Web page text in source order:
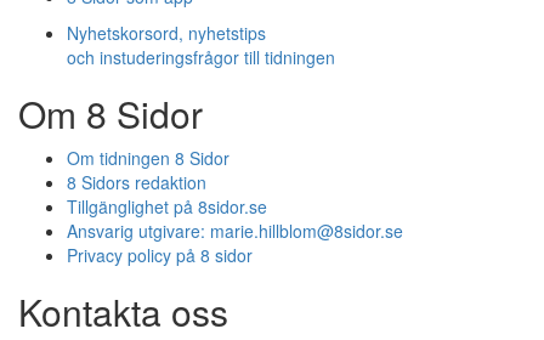
Nyhetskorsord, nyhetstips
och instuderingsfrågor till tidningen
Om 8 Sidor
Om tidningen 8 Sidor
8 Sidors redaktion
Tillgänglighet på 8sidor.se
Ansvarig utgivare: marie.hillblom@8sidor.se
Privacy policy på 8 sidor
Kontakta oss